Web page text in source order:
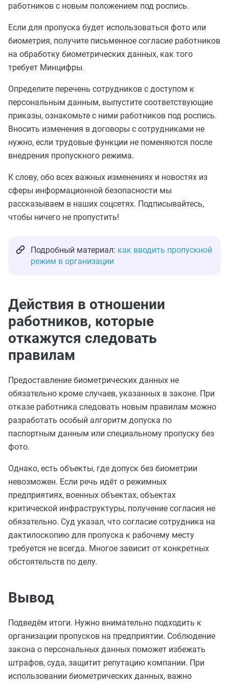
работников с новым положением под роспись.
Если для пропуска будет использоваться фото или
биометрия, получите письменное согласие работников
на обработку биометрических данных, как того
требует Минцифры.
Определите перечень сотрудников с доступом к
персональным данным, выпустите соответствующие
приказы, ознакомьте с ними работников под роспись.
Вносить изменения в договоры с сотрудниками не
нужно, если трудовые функции не поменяются после
внедрения пропускного режима.
К слову, обо всех важных изменениях и новостях из
сферы информационной безопасности мы
рассказываем в наших соцсетях. Подписывайтесь,
чтобы ничего не пропустить!
Подробный материал: как вводить пропускной
режим в организации
Действия в отношении
работников, которые
откажутся следовать
правилам
Предоставление биометрических данных не
обязательно кроме случаев, указанных в законе. При
отказе работника следовать новым правилам можно
разработать особый алгоритм допуска по
паспортным данным или специальному пропуску без
фото.
Однако, есть объекты, где допуск без биометрии
невозможен. Если речь идёт о режимных
предприятиях, военных объектах, объектах
критической инфраструктуры, получение согласия не
обязательно. Суд указал, что согласие сотрудника на
дактилоскопию для пропуска к рабочему месту
требуется не всегда. Многое зависит от конкретных
обстоятельств по делу.
Вывод
Подведём итоги. Нужно внимательно подходить к
организации пропусков на предприятии. Соблюдение
закона о персональных данных поможет избежать
штрафов, суда, защитит репутацию компании. При
использовании биометрических данных, важно